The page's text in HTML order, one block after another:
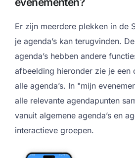
Er zijn meerdere plekken in de
je agenda’s kan terugvinden.
agenda’s hebben andere
afbeelding hieronder zie je een
alle agenda’s. In "mijn
alle relevante agendapunten
vanuit algemene agenda’s en
interactieve groepen.